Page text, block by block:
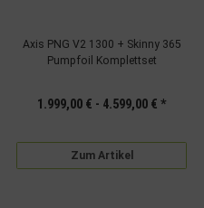
Axis PNG V2 1300 + Skinny 365
Pumpfoil Komplettset
1.999,00 € - 4.599,00 € *
Zum Artikel